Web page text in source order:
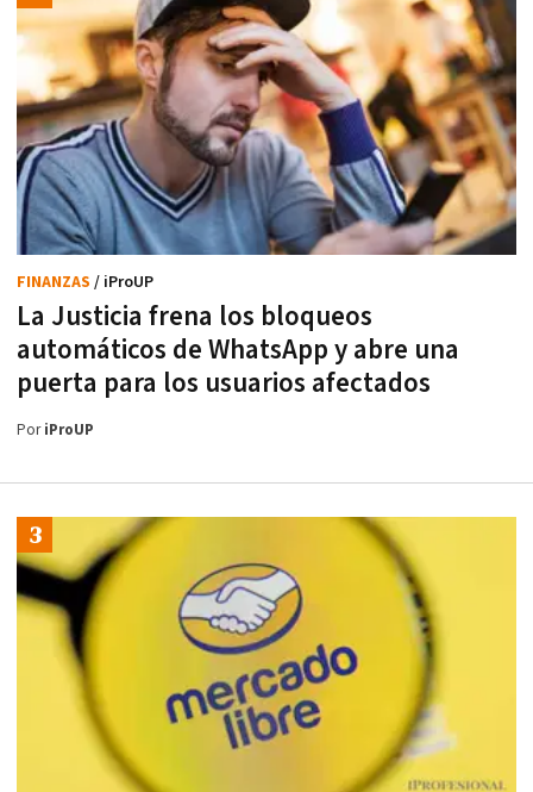
La Justicia frena los bloqueos
automáticos de WhatsApp y abre una
puerta para los usuarios afectados
FINANZAS / iProUP
PoriProUP